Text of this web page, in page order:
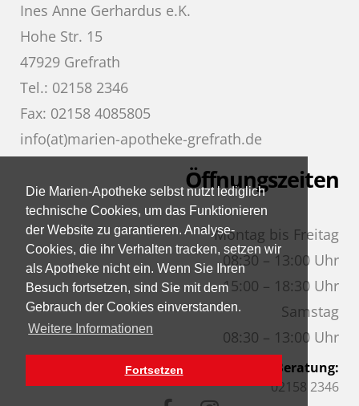
Die Marien-Apotheke selbst nutzt lediglich
technische Cookies, um das Funktionieren
der Website zu garantieren. Analyse-
Cookies, die ihr Verhalten tracken, setzen wir
als Apotheke nicht ein. Wenn Sie Ihren
Besuch fortsetzen, sind Sie mit dem
Gebrauch der Cookies einverstanden.
Weitere Informationen
Fortsetzen
Ines Anne Gerhardus e.K.
Hohe Str. 15
47929 Grefrath
Tel.: 02158 2346
Fax: 02158 4085805
info(at)marien-apotheke-grefrath.de
Öffnungszeiten
Montag bis Freitag
08:30 – 13:00 Uhr
15:00 – 18:30 Uhr
Samstag
08:30 – 13:00 Uhr
Pharmazeutische Beratung:
02158 2346